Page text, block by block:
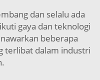
dan selalu ada
gaya dan teknologi
beberapa
terlibat dalam industri